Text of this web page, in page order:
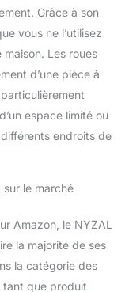
Grâce à son
vous ne l’utilisez
Les roues
d’une pièce à
espace limité ou
endroits de
le marché
Amazon, le NYZAL
la majorité de ses
la catégorie des
tant que produit